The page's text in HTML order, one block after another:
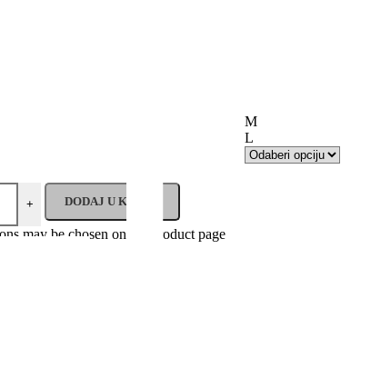
M
L
+ DODAJ U KORPU
may be chosen on the product page